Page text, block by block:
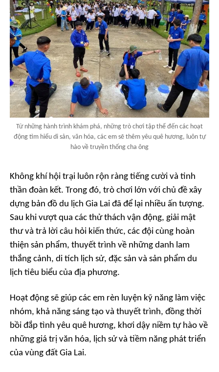
Từ những hành trình khám phá, những trò chơi tập thể đến các hoạt
động tìm hiểu di sản, văn hóa, các em sẽ thêm yêu quê hương, luôn tự
hào về truyền thống cha ông
Không khí hội trại luôn rộn ràng tiếng cười và tinh
thần đoàn kết. Trong đó, trò chơi lớn với chủ đề xây
dựng bản đồ du lịch Gia Lai đã để lại nhiều ấn tượng.
Sau khi vượt qua các thử thách vận động, giải mật
thư và trả lời câu hỏi kiến thức, các đội cùng hoàn
thiện sản phẩm, thuyết trình về những danh lam
thắng cảnh, di tích lịch sử, đặc sản và sản phẩm du
lịch tiêu biểu của địa phương.
Hoạt động sẽ giúp các em rèn luyện kỹ năng làm việc
nhóm, khả năng sáng tạo và thuyết trình, đồng thời
bồi đắp tình yêu quê hương, khơi dậy niềm tự hào về
những giá trị văn hóa, lịch sử và tiềm năng phát triển
của vùng đất Gia Lai.